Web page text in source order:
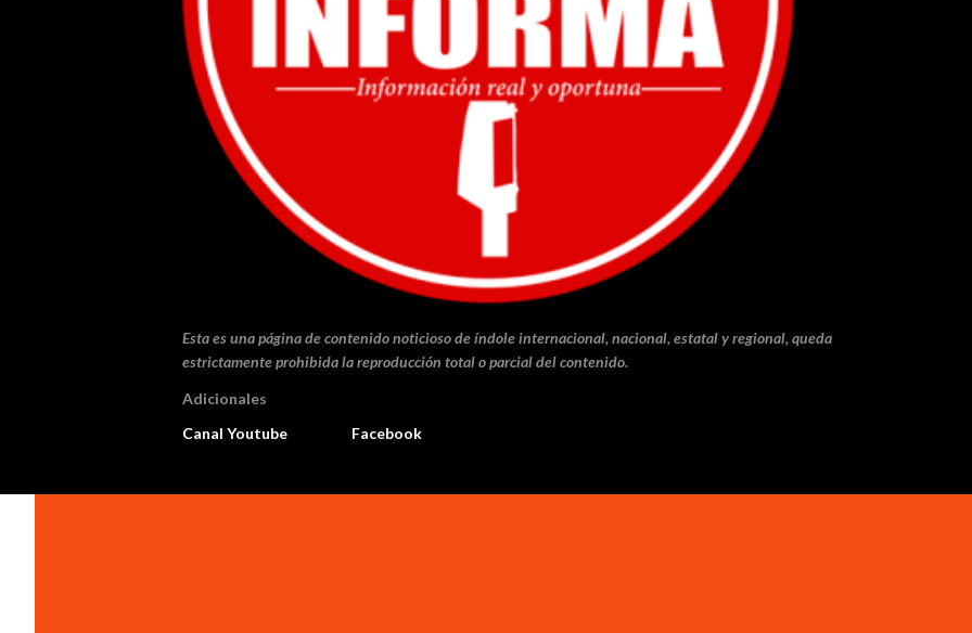
Esta es una página de contenido noticioso de índole internacional, nacional, estatal y regional, queda
estrictamente prohibida la reproducción total o parcial del contenido.
Adicionales
Canal Youtube
Facebook